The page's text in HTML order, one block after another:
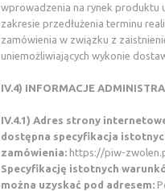
wprowadzenia na rynek produktu
zakresie przedłużenia terminu
zamówienia w związku z
uniemożliwiających wykonie
IV.4) INFORMACJE
IV.4.1) Adres strony
dostępna specyfikacja
zamówienia: https://piw-
Specyfikację istotnych
można uzyskać pod adresem: